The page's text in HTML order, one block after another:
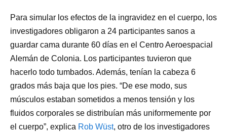
Para simular los efectos de la ingravidez en el cuerpo, los
investigadores obligaron a 24 participantes sanos a
guardar cama durante 60 días en el Centro Aeroespacial
Alemán de Colonia. Los participantes tuvieron que
hacerlo todo tumbados. Además, tenían la cabeza 6
grados más baja que los pies. “De ese modo, sus
músculos estaban sometidos a menos tensión y los
fluidos corporales se distribuían más uniformemente por
el cuerpo”, explica Rob Wüst, otro de los investigadores